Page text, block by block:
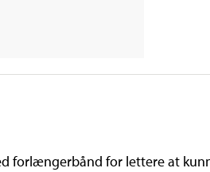
forlængerbånd for lettere at